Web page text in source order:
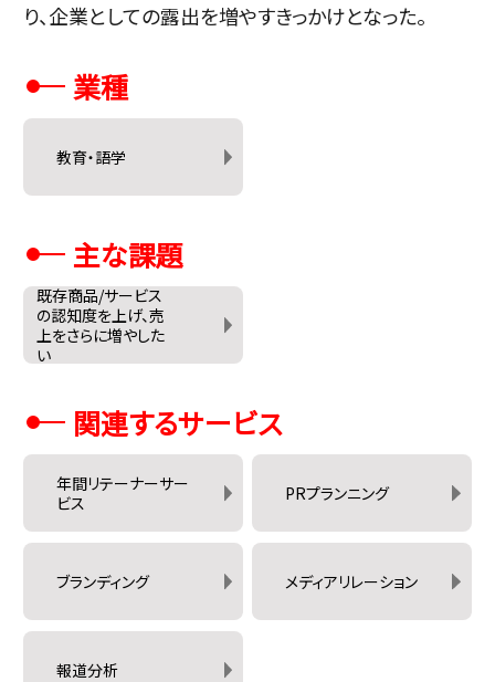
り、企業としての露出を増やすきっかけとなった。
業種
教育・語学
主な課題
既存商品/サービス
の認知度を上げ、売
上をさらに増やした
い
関連するサービス
年間リテーナーサー
ビス
PRプランニング
ブランディング メディアリレーション
報道分析